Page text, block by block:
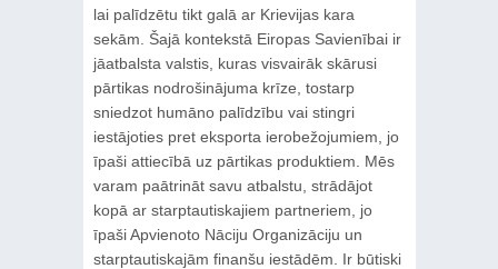
lai palīdzētu tikt galā ar Krievijas kara
sekām. Šajā kontekstā Eiropas Savienībai ir
jāatbalsta valstis, kuras visvairāk skārusi
pārtikas nodrošinājuma krīze, tostarp
sniedzot humāno palīdzību vai stingri
iestājoties pret eksporta ierobežojumiem, jo
īpaši attiecībā uz pārtikas produktiem. Mēs
varam paātrināt savu atbalstu, strādājot
kopā ar starptautiskajiem partneriem, jo
īpaši Apvienoto Nāciju Organizāciju un
starptautiskajām finanšu iestādēm. Ir būtiski